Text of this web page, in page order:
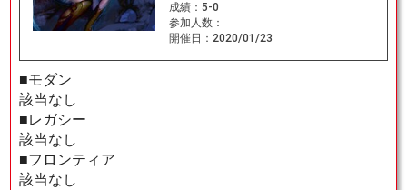
成績： 5-0
参加人数：
開催日： 2020/01/23
■モダン
該当なし
■レガシー
該当なし
■フロンティア
該当なし